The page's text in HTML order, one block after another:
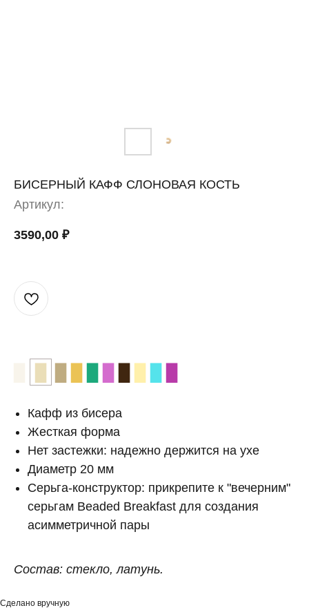
БИСЕРНЫЙ КАФФ СЛОНОВАЯ КОСТЬ
Артикул:
3590,00 ₽
Кафф из бисера
Жесткая форма
Нет застежки: надежно держится на ухе
Диаметр 20 мм
Серьга-конструктор: прикрепите к "вечерним"
серьгам Beaded Breakfast для создания
асимметричной пары
Состав: стекло, латунь.
Сделано вручную